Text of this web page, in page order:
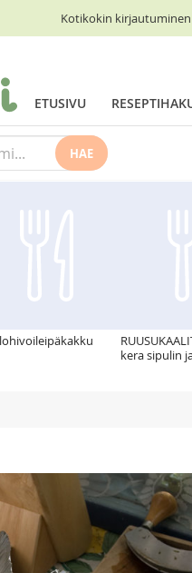
Kotikokin
ETUSIVU
HAE
kera sipulin